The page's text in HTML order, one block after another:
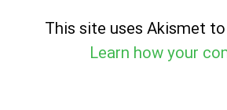
This site uses Akismet
Learn how your